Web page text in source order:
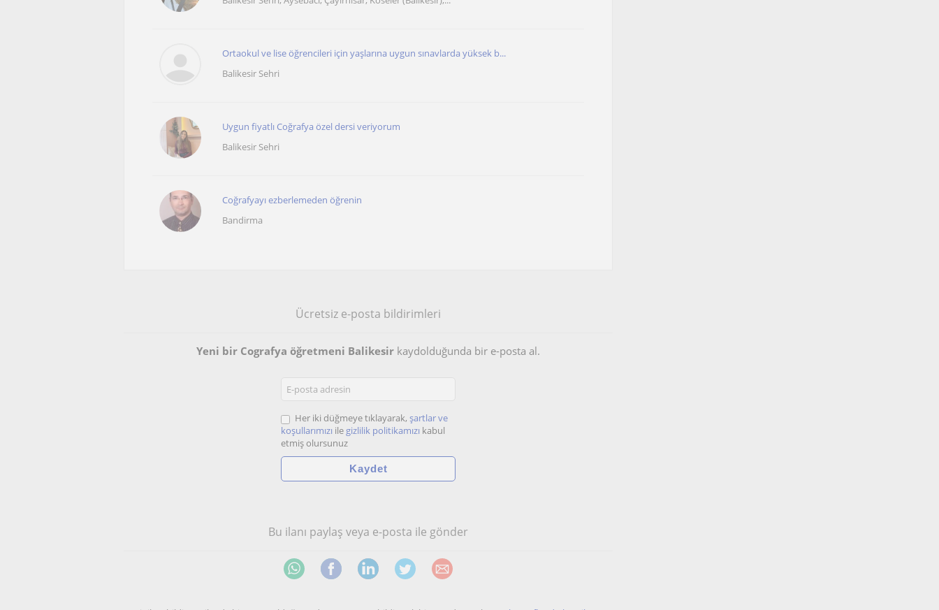
Ortaokul ve lise öğrencileri için yaşlarına uygun sınavlarda yüksek b...
Balikesir Sehri
Uygun fiyatlı Coğrafya özel dersi veriyorum
Balikesir Sehri
Coğrafyayı ezberlemeden öğrenin
Bandirma
Ücretsiz e-posta bildirimleri
Yeni bir Cografya öğretmeni Balikesir kaydolduğunda bir e-posta al.
Her iki düğmeye tıklayarak, şartlar ve
koşullarımızı ile gizlilik politikamızı kabul
etmiş olursunuz
Bu ilanı paylaş veya e-posta ile gönder